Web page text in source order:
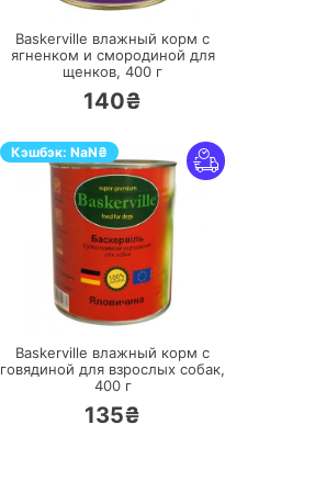
Baskerville влажный корм с
ягненком и смородиной для
щенков, 400 г
140₴
Кэшбэк: NaN₴
ПЕРЕЙТИ
Baskerville влажный корм с
говядиной для взрослых собак,
400 г
135₴